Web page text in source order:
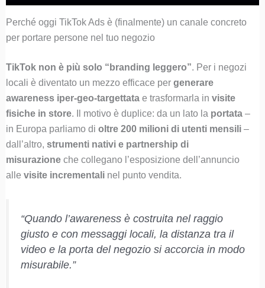
Perché oggi TikTok Ads è (finalmente) un canale concreto
per portare persone nel tuo negozio
TikTok non è più solo “branding leggero”. Per i negozi
locali è diventato un mezzo efficace per generare
awareness iper-geo-targettatae trasformarla in visite
fisiche in store. Il motivo è duplice: da un lato la portata–
in Europa parliamo di oltre 200 milioni di utenti mensili–
dall’altro, strumenti nativi e partnership di
misurazioneche collegano l’esposizione dell’annuncio
alle visite incrementalinel punto vendita.
“Quando l’awareness è costruita nel raggio
giustoe con messaggi locali, la distanza tra il
video e la porta del negozio si accorcia in modo
misurabile.”